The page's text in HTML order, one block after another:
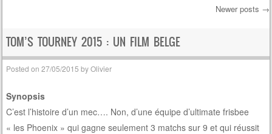
Post navigation
Newer posts →
TOM’S TOURNEY 2015 : UN FILM BELGE
Posted on27/05/2015 byOlivier
Synopsis
C’est l’histoire d’un mec…. Non, d’une équipe d’ultimate frisbee
« les Phoenix » qui gagne seulement 3 matchs sur 9 et qui réussit